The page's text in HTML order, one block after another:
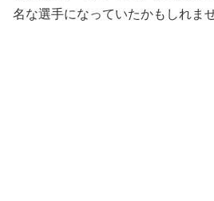
名な選手になっていたかもしれま